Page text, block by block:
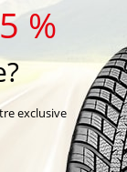
%
exclusive